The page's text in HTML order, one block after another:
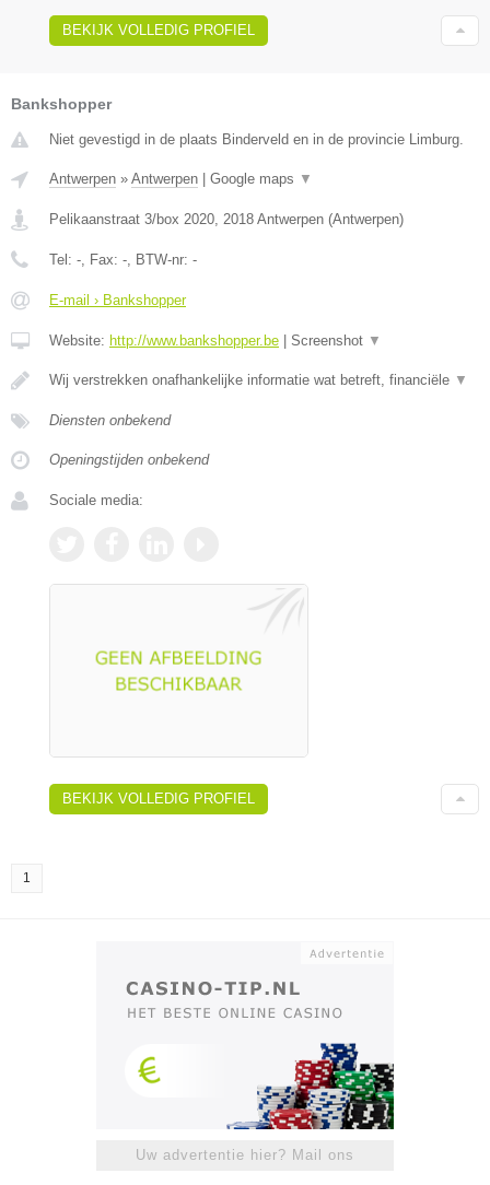
BEKIJK VOLLEDIG PROFIEL
Bankshopper
Niet gevestigd in de plaats Binderveld en in de provincie Limburg.
Antwerpen » Antwerpen Google maps ▼
Pelikaanstraat 3/box 2020 2018 Antwerpen (Antwerpen)
Tel: - , Fax: - , BTW-nr: -
E-mail › Bankshopper
Website: http://www.bankshopper.be Screenshot ▼
Wij verstrekken onafhankelijke informatie wat betreft, financiële ▼
Diensten onbekend
Openingstijden onbekend
Sociale media:
BEKIJK VOLLEDIG PROFIEL
1
Uw advertentie hier? Mail ons